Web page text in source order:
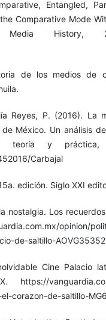
Entangled,
Comparative Mode
History,
de los medios de
Reyes, P. (2016). La
México. Un análisis
teoría y
Carbajal
edición. Siglo XXI
nostalgia. Los
opinion/
de-saltillo-
Cine Palacio
corazon-de-saltillo-